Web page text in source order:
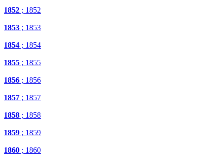
1852 ; 1852
1853 ; 1853
1854 ; 1854
1855 ; 1855
1856 ; 1856
1857 ; 1857
1858 ; 1858
1859 ; 1859
1860 ; 1860